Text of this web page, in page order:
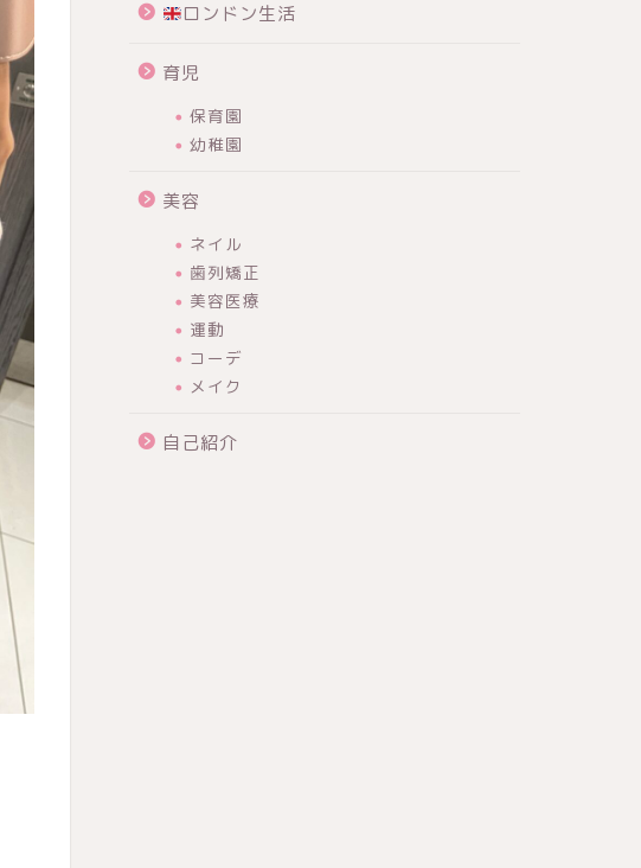
ロンドン生活
育児
保育園
幼稚園
美容
ネイル
歯列矯正
美容医療
運動
コーデ
メイク
自己紹介